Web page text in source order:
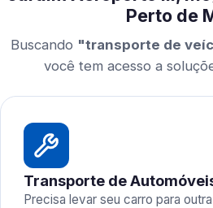
Perto de
Buscando "transporte de
você tem acesso a
Transporte de
Precisa levar seu carro para